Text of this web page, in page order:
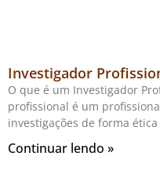
Investigador
O que é um Investigador
profissional é um
investigações de forma
Continuar lendo »